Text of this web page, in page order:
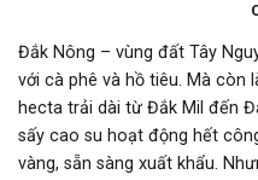
Đắk Nông – vùng đất Tây
với cà phê và hồ tiêu. Mà còn
hecta trải dài từ Đắk Mil đến
sấy cao su hoạt động hết
vàng, sẵn sàng xuất khẩu.